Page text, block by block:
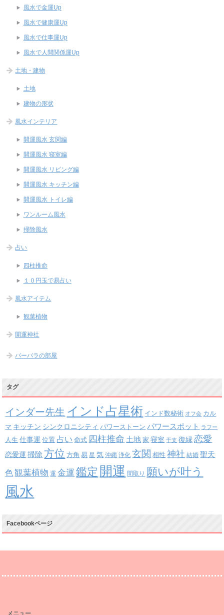
風水で金運Up
風水で健康運Up
風水で仕事運Up
風水で人間関係運Up
土地・建物
土地
建物の形状
風水インテリア
開運風水 玄関編
開運風水 寝室編
開運風水 リビング編
開運風水 キッチン編
開運風水 トイレ編
ワンルーム風水
掃除風水
占い
四柱推命
１０円玉で易占い
風水アイテム
観葉植物
開運神社
バーバラの部屋
タグ
インダー先生 インド占星術 インド数秘術 オフ会 カル
マ キッチン シンクロニシティ パワーストーン パワースポット ラフー
人生 仕事運 位置 占い 命式 四柱推命 土地 家 寝室 干支 復縁 恋愛
恋愛運 掃除 方位 方角 易 星 気 沖縄 浄化 玄関 相性 神社 結婚 聖天
色 観葉植物 運 金運 鑑定 開運 間取り 願いが叶う
風水
Facebookページ